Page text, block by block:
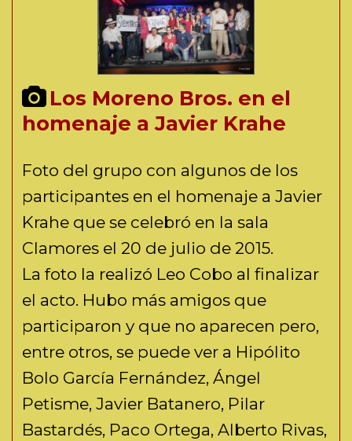
Los Moreno Bros. en el
homenaje a Javier Krahe
Foto del grupo con algunos de los
participantes en el homenaje a Javier
Krahe que se celebró en la sala
Clamores el 20 de julio de 2015.
La foto la realizó Leo Cobo al finalizar
el acto. Hubo más amigos que
participaron y que no aparecen pero,
entre otros, se puede ver a Hipólito
Bolo García Fernández, Ángel
Petisme, Javier Batanero, Pilar
Bastardés, Paco Ortega, Alberto Rivas,